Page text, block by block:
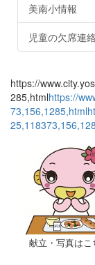
美南小情報
児童の欠席連絡
https://
285,htmlhttps://
73,156,1285,html
献立・写真はこ